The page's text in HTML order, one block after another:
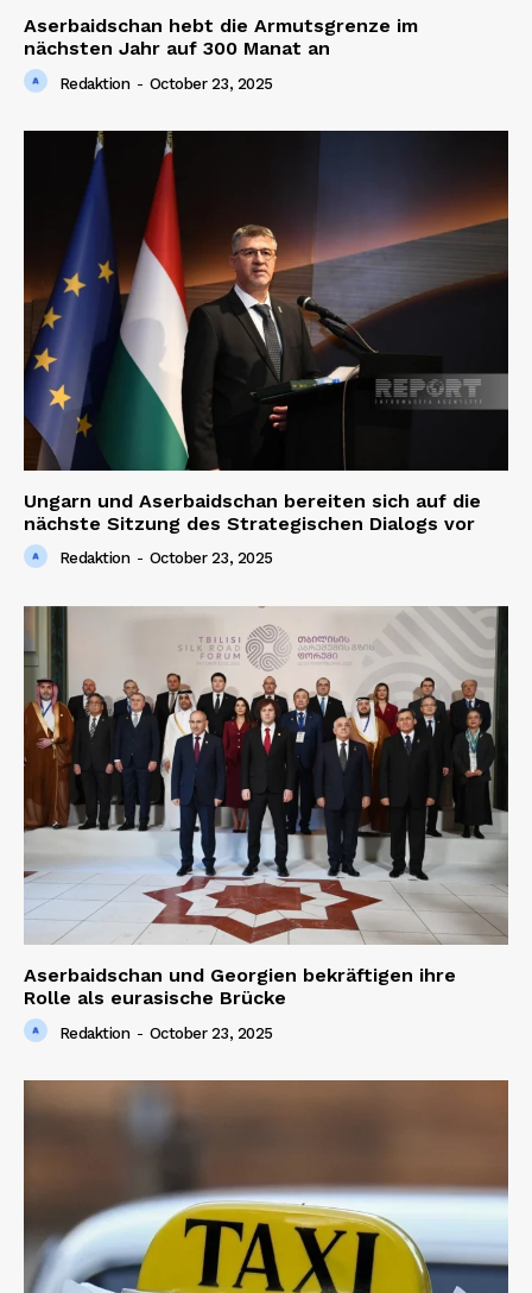
Aserbaidschan hebt die Armutsgrenze im
nächsten Jahr auf 300 Manat an
Redaktion - October 23, 2025
Ungarn und Aserbaidschan bereiten sich auf die
nächste Sitzung des Strategischen Dialogs vor
Redaktion - October 23, 2025
Aserbaidschan und Georgien bekräftigen ihre
Rolle als eurasische Brücke
Redaktion - October 23, 2025